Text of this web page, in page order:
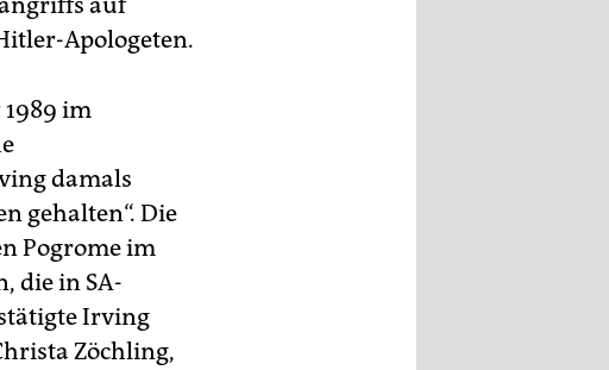
Apologeten.
im
damals
gehalten“. Die
Pogrome im
die in SA-
Irving
Zöchling,